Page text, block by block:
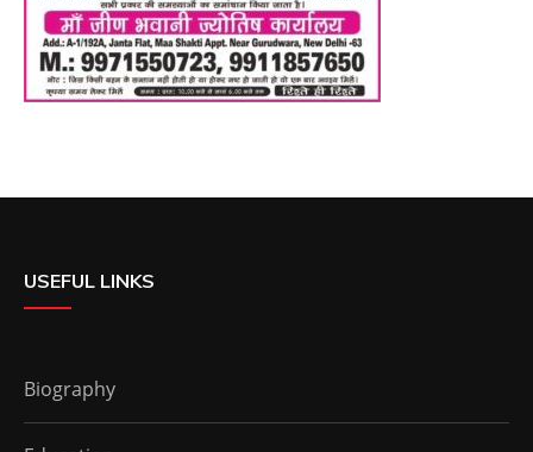
USEFUL LINKS
Biography